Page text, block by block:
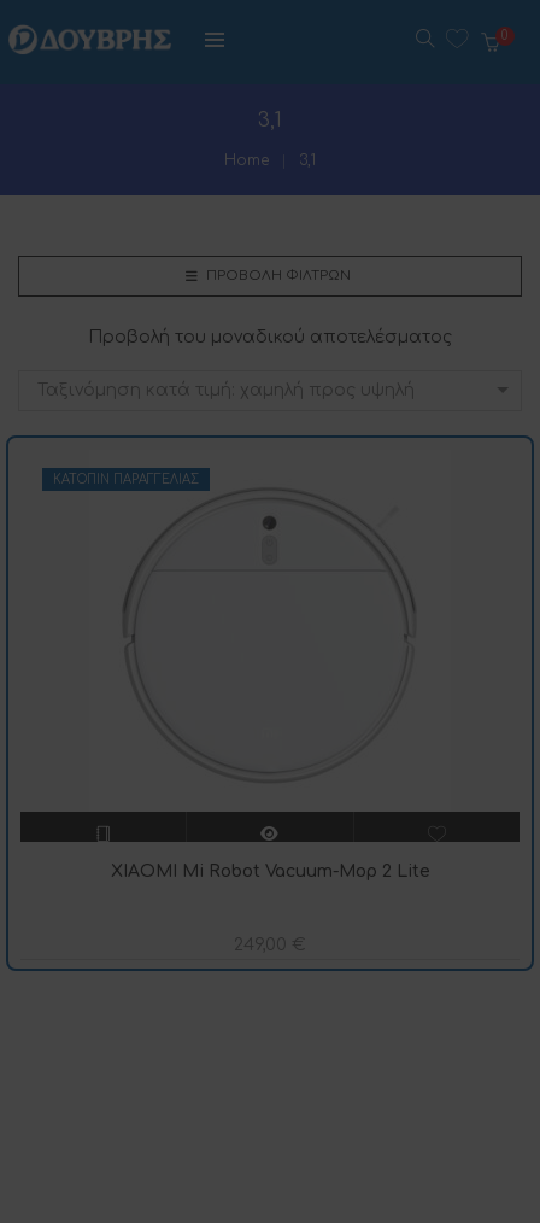
3,1
Home 3,1
ΠΡΟΒΟΛΉ ΦΊΛΤΡΩΝ
Προβολή του μοναδικού αποτελέσματος
Ταξινόμηση κατά τιμή: χαμηλή προς υψηλή
ΚΑΤΌΠΙΝ ΠΑΡΑΓΓΕΛΊΑΣ
XIAOMI Mi Robot Vacuum-Mop 2 Lite
249,00 €